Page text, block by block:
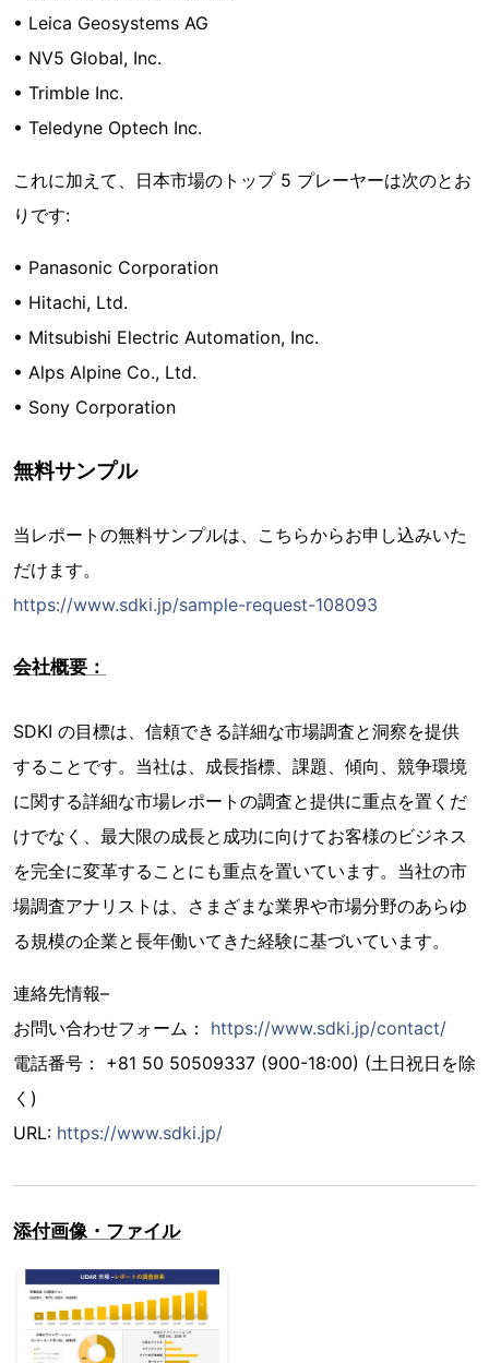
• Leica Geosystems AG
• NV5 Global, Inc.
• Trimble Inc.
• Teledyne Optech Inc.
これに加えて、日本市場のトップ 5 プレーヤーは次のとお
りです:
• Panasonic Corporation
• Hitachi, Ltd.
• Mitsubishi Electric Automation, Inc.
• Alps Alpine Co., Ltd.
• Sony Corporation
無料サンプル
当レポートの無料サンプルは、こちらからお申し込みいた
だけます。
https://www.sdki.jp/sample-request-108093
会社概要：
SDKI の目標は、信頼できる詳細な市場調査と洞察を提供
することです。当社は、成長指標、課題、傾向、競争環境
に関する詳細な市場レポートの調査と提供に重点を置くだ
けでなく、最大限の成長と成功に向けてお客様のビジネス
を完全に変革することにも重点を置いています。当社の市
場調査アナリストは、さまざまな業界や市場分野のあらゆ
る規模の企業と長年働いてきた経験に基づいています。
連絡先情報–
お問い合わせフォーム： https://www.sdki.jp/contact/
電話番号： +81 50 50509337 (900-18:00) (土日祝日を除
く)
URL: https://www.sdki.jp/
添付画像・ファイル